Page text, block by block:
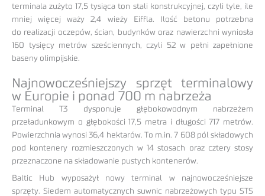
terminala zużyto 17,5 tysiąca ton stali konstrukcyjnej, czyli tyle, ile
mniej więcej waży 2,4 wieży Eiffla. Ilość betonu potrzebna
do realizacji oczepów, ścian, budynków oraz nawierzchni wyniosła
160 tysięcy metrów sześciennych, czyli 52 w pełni zapełnione
baseny olimpijskie.
Najnowocześniejszy sprzęt terminalowy
w Europie i ponad 700 m nabrzeża
Terminal T3 dysponuje głębokowodnym nabrzeżem
przeładunkowym o głębokości 17,5 metra i długości 717 metrów.
Powierzchnia wynosi 36,4 hektarów. To m.in. 7 608 pól składowych
pod kontenery rozmieszczonych w 14 stosach oraz cztery stosy
przeznaczone na składowanie pustych kontenerów.
Baltic Hub wyposażył nowy terminal w najnowocześniejsze
sprzęty. Siedem automatycznych suwnic nabrzeżowych typu STS